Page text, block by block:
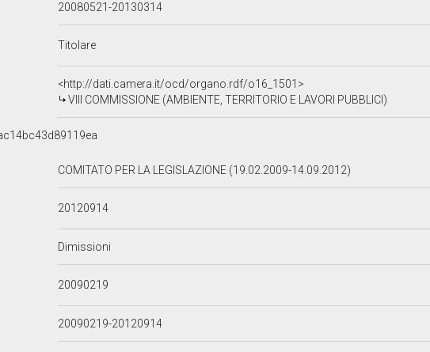
20080521-20130314
Titolare
<http://dati.camera.it/ocd/organo.rdf/o16_1501>
VIII COMMISSIONE (AMBIENTE, TERRITORIO E LAVORI PUBBLICI)
COMITATO PER LA LEGISLAZIONE (19.02.2009-14.09.2012)
20120914
Dimissioni
20090219
20090219-20120914